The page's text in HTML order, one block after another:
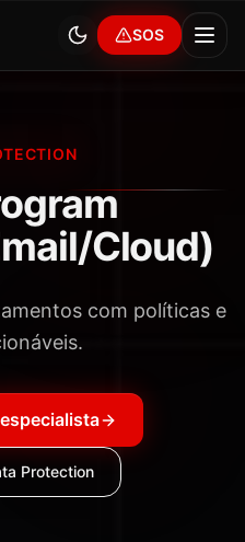
SOS
Cloud)
com políticas e
Protection